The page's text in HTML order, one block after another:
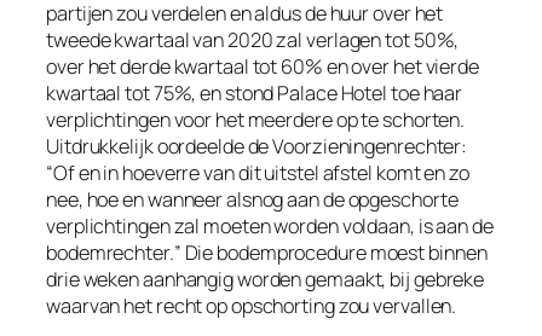
partijen zou verdelen en aldus de huur over het
tweede kwartaal van 2020 zal verlagen tot 50%,
over het derde kwartaal tot 60% en over het vierde
kwartaal tot 75%, en stond Palace Hotel toe haar
verplichtingen voor het meerdere op te schorten.
Uitdrukkelijk oordeelde de Voorzieningenrechter:
“Of en in hoeverre van dit uitstel afstel komt en zo
nee, hoe en wanneer alsnog aan de opgeschorte
verplichtingen zal moeten worden voldaan, is aan de
bodemrechter.” Die bodemprocedure moest binnen
drie weken aanhangig worden gemaakt, bij gebreke
waarvan het recht op opschorting zou vervallen.